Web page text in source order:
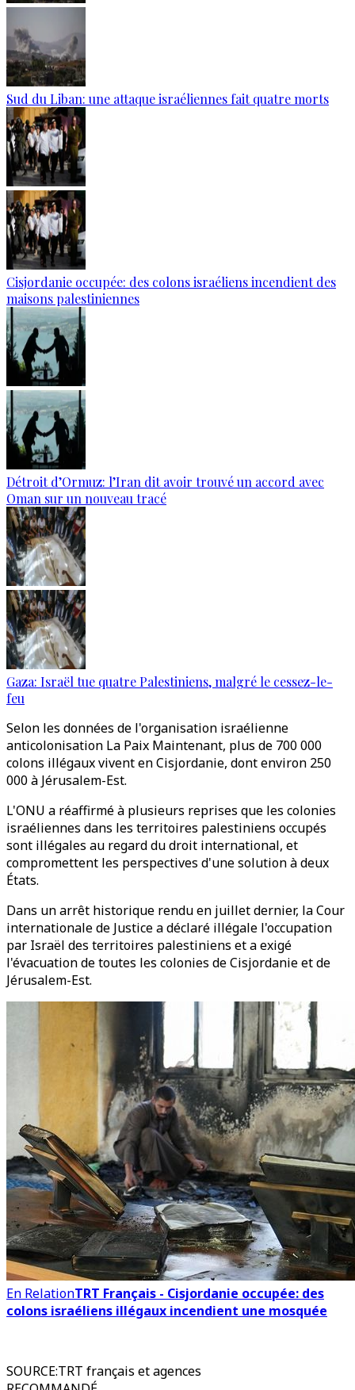
Sud du Liban: une attaque israéliennes fait quatre morts
Cisjordanie occupée: des colons israéliens incendient des
maisons palestiniennes
Détroit d’Ormuz: l’Iran dit avoir trouvé un accord avec
Oman sur un nouveau tracé
Gaza: Israël tue quatre Palestiniens, malgré le cessez-le-
feu
Selon les données de l'organisation israélienne
anticolonisation La Paix Maintenant, plus de 700 000
colons illégaux vivent en Cisjordanie, dont environ 250
000 à Jérusalem-Est.
L'ONU a réaffirmé à plusieurs reprises que les colonies
israéliennes dans les territoires palestiniens occupés
sont illégales au regard du droit international, et
compromettent les perspectives d'une solution à deux
États.
Dans un arrêt historique rendu en juillet dernier, la Cour
internationale de Justice a déclaré illégale l'occupation
par Israël des territoires palestiniens et a exigé
l'évacuation de toutes les colonies de Cisjordanie et de
Jérusalem-Est.
En RelationTRT Français - Cisjordanie occupée: des
colons israéliens illégaux incendient une mosquée
SOURCE:TRT français et agences